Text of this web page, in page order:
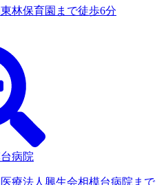
東林保育園まで徒歩6分
医療法人興生会相模台病院まで